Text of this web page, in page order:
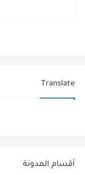
Translate
أقسام المدونة